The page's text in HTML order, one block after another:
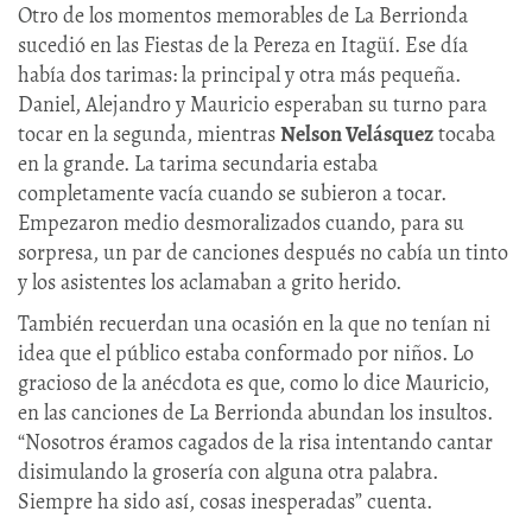
Otro de los momentos memorables de La Berrionda
sucedió en las Fiestas de la Pereza en Itagüí. Ese día
había dos tarimas: la principal y otra más pequeña.
Daniel, Alejandro y Mauricio esperaban su turno para
tocar en la segunda, mientrasNelson Velásqueztocaba
en la grande. La tarima secundaria estaba
completamente vacía cuando se subieron a tocar.
Empezaron medio desmoralizados cuando, para su
sorpresa, un par de canciones después no cabía un tinto
y los asistentes los aclamaban a grito herido.
También recuerdan una ocasión en la que no tenían ni
idea que el público estaba conformado por niños. Lo
gracioso de la anécdota es que, como lo dice Mauricio,
en las canciones de La Berrionda abundan los insultos.
“Nosotros éramos cagados de la risa intentando cantar
disimulando la grosería con alguna otra palabra.
Siempre ha sido así, cosas inesperadas” cuenta.